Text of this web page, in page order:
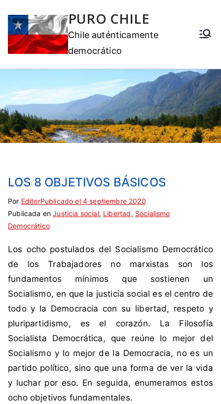
PURO CHILE
Chile auténticamente
democrático
LOS 8 OBJETIVOS BÁSICOS
Por EditorPublicado el 4 septiembre 2020
Publicada enJusticia social, Libertad, Socialismo
Democrático
E
t
i
u
e
t
d
a
c
o
m
F
i
l
S
i
n
o
m
e
t
a
r
i
o
Los ocho postulados del Socialismo Democrático
de los Trabajadores no marxistas son los
fundamentos mínimos que sostienen un
Socialismo, en que la justicia social es el centro de
todo y la Democracia con su libertad, respeto y
pluripartidismo, es el corazón. La Filosofía
Socialista Democrática, que reúne lo mejor del
Socialismo y lo mejor de la Democracia, no es un
partido político, sino que una forma de ver la vida
y luchar por eso. En seguida, enumeramos estos
ocho objetivos fundamentales.